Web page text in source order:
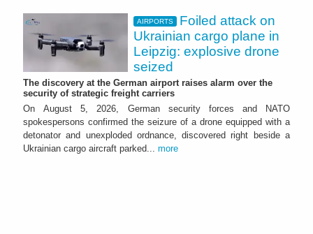
AIRPORTS
Foiled attack on
Ukrainian cargo plane in
Leipzig: explosive drone
seized
The discovery at the German airport raises alarm over the
security of strategic freight carriers
On August 5, 2026, German security forces and NATO
spokespersons confirmed the seizure of a drone equipped with a
detonator and unexploded ordnance, discovered right beside a
Ukrainian cargo aircraft parked... more